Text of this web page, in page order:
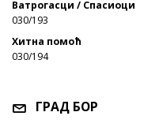
Ватрогасци / Спасиоци
030/193
Хитна помоћ
030/194
ГРАД БОР